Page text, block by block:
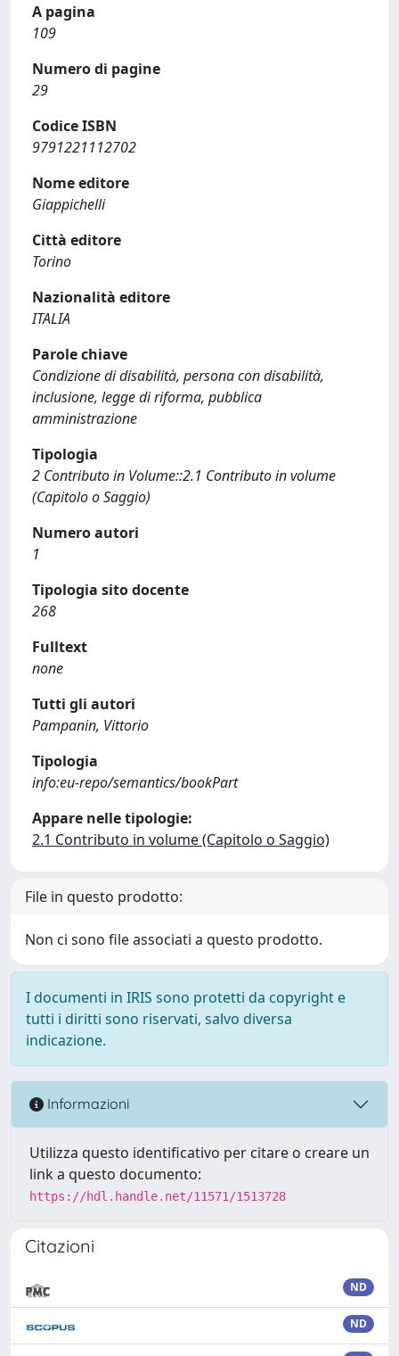
A pagina
109
Numero di pagine
29
Codice ISBN
9791221112702
Nome editore
Giappichelli
Città editore
Torino
Nazionalità editore
ITALIA
Parole chiave
Condizione di disabilità, persona con disabilità,
inclusione, legge di riforma, pubblica
amministrazione
Tipologia
2 Contributo in Volume::2.1 Contributo in volume
(Capitolo o Saggio)
Numero autori
1
Tipologia sito docente
268
Fulltext
none
Tutti gli autori
Pampanin, Vittorio
Tipologia
info:eu-repo/semantics/bookPart
Appare nelle tipologie:
2.1 Contributo in volume (Capitolo o Saggio)
File in questo prodotto:
Non ci sono file associati a questo prodotto.
I documenti in IRIS sono protetti da copyright e
tutti i diritti sono riservati, salvo diversa
indicazione.
Informazioni
Utilizza questo identificativo per citare o creare un
link a questo documento:
https://hdl.handle.net/11571/1513728
Citazioni
ND
ND